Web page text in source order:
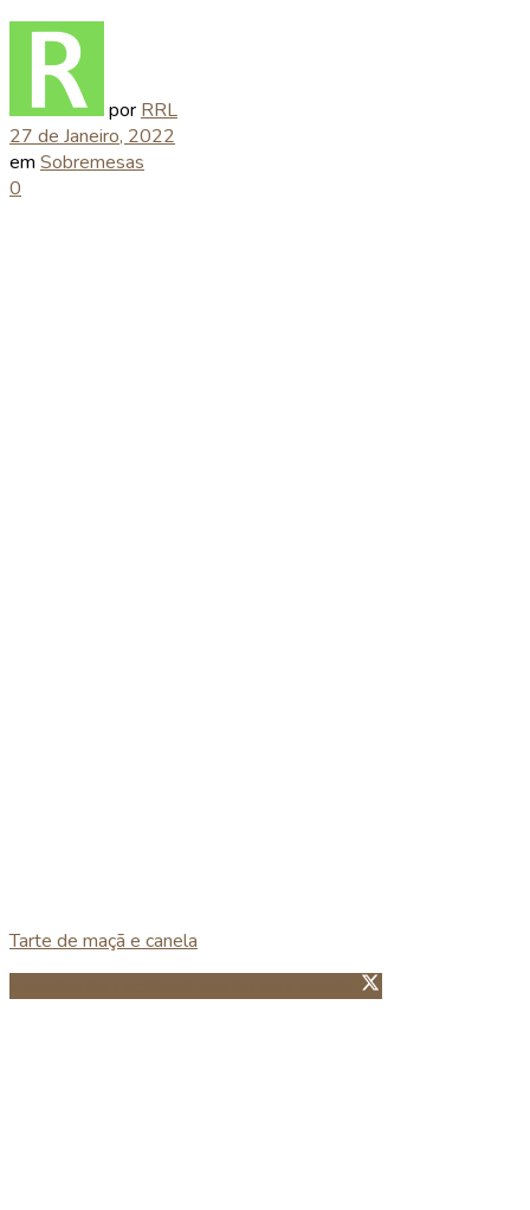
por RRL
27 de Janeiro, 2022
em Sobremesas
0
Tarte de maçã e canela
Guardar no Pinterest